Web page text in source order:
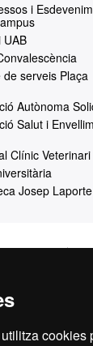
i
UAB
de serveis Plaça
Autònoma
Salut i
Clínic
Josep Laporte